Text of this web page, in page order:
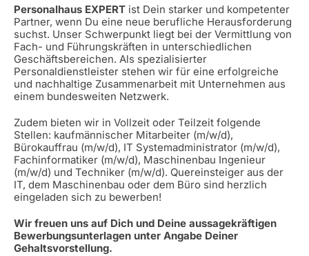
Personalhaus EXPERT ist Dein starker und kompetenter
Partner, wenn Du eine neue berufliche Herausforderung
suchst. Unser Schwerpunkt liegt bei der Vermittlung von
Fach- und Führungskräften in unterschiedlichen
Geschäftsbereichen. Als spezialisierter
Personaldienstleister stehen wir für eine erfolgreiche
und nachhaltige Zusammenarbeit mit Unternehmen aus
einem bundesweiten Netzwerk.
Zudem bieten wir in Vollzeit oder Teilzeit folgende
Stellen: kaufmännischer Mitarbeiter (m/w/d),
Bürokauffrau (m/w/d), IT Systemadministrator (m/w/d),
Fachinformatiker (m/w/d), Maschinenbau Ingenieur
(m/w/d) und Techniker (m/w/d). Quereinsteiger aus der
IT, dem Maschinenbau oder dem Büro sind herzlich
eingeladen sich zu bewerben!
Wir freuen uns auf Dich und Deine aussagekräftigen
Bewerbungsunterlagen unter Angabe Deiner
Gehaltsvorstellung.